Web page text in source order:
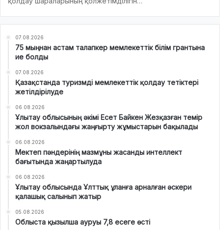
07.08.2026
75 мыңнан астам талапкер мемлекеттік білім грантына
ие болды
07.08.2026
Қазақстанда туризмді мемлекеттік қолдау тетіктері
жетілдірілуде
06.08.2026
Ұлытау облысының әкімі Есет Байкен Жезқазған темір
жол вокзалындағы жаңғырту жұмыстарын бақылады
06.08.2026
Мектеп пәндерінің мазмұны жасанды интеллект
бағытында жаңартылуда
06.08.2026
Ұлытау облысында Ұлттық ұланға арналған әскери
қалашық салынып жатыр
05.08.2026
Облыста қызылша ауруы 7,8 есеге өсті